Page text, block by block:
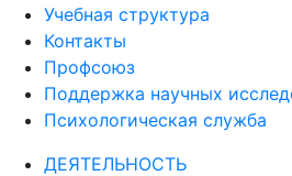
Учебная структура
Контакты
Профсоюз
Поддержка научных
Психологическая служба
ДЕЯТЕЛЬНОСТЬ